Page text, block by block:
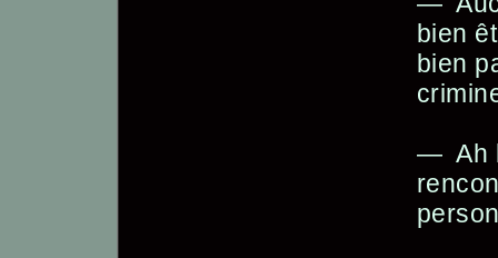
bien
bien
— Ah